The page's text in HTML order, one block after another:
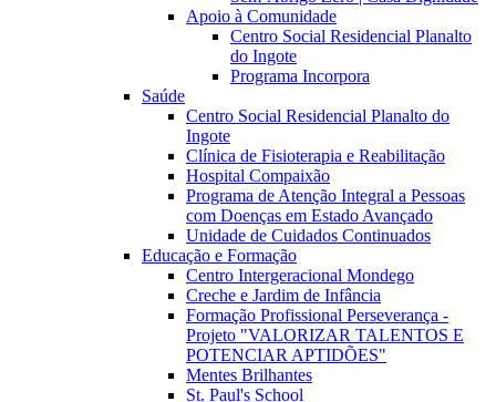
Apoio à Comunidade
Centro Social Residencial Planalto
do Ingote
Programa Incorpora
Saúde
Centro Social Residencial Planalto do
Ingote
Clínica de Fisioterapia e Reabilitação
Hospital Compaixão
Programa de Atenção Integral a Pessoas
com Doenças em Estado Avançado
Unidade de Cuidados Continuados
Educação e Formação
Centro Intergeracional Mondego
Creche e Jardim de Infância
Formação Profissional Perseverança -
Projeto "VALORIZAR TALENTOS E
POTENCIAR APTIDÕES"
Mentes Brilhantes
St. Paul's School